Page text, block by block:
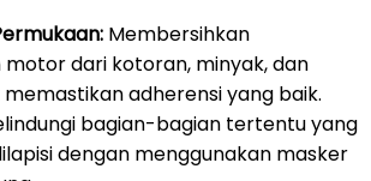
Membersihkan
dari kotoran, minyak, dan
adherensi yang baik.
bagian-bagian tertentu yang
dengan menggunakan masker